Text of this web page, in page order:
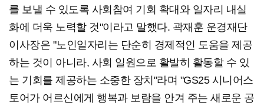
를 보낼 수 있도록 사회참여 기회 확대와 일자리 내실
화에 더욱 노력할 것"이라고 말했다. 곽재훈 운경재단
이사장은 "노인일자리는 단순히 경제적인 도움을 제공
하는 것이 아니라, 사회 일원으로 활발히 활동할 수 있
는 기회를 제공하는 소중한 장치"라며 "GS25 시니어스
토어가 어르신에게 행복과 보람을 안겨 주는 새로운 공